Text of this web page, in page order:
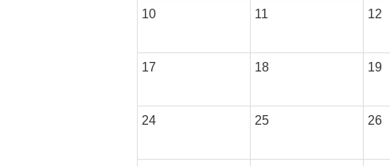
10 11 12
17 18 19
24 25 26